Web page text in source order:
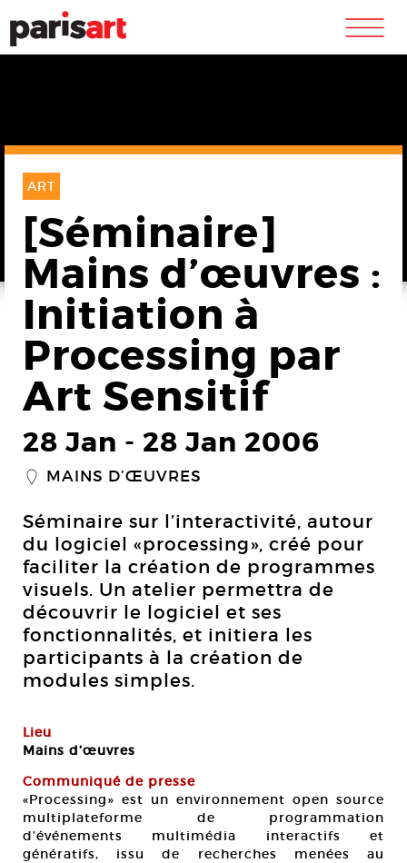
m
ART
[Séminaire]
Mains d’œuvres :
Initiation à
Processing par
Art Sensitif
28 Jan - 28 Jan 2006
_ MAINS D’ŒUVRES
Séminaire sur l’interactivité, autour
du logiciel «processing», créé pour
faciliter la création de programmes
visuels. Un atelier permettra de
découvrir le logiciel et ses
fonctionnalités, et initiera les
participants à la création de
modules simples.
Lieu
Mains d’œuvres
Communiqué de presse
«Processing» est un environnement open source
multiplateforme de programmation
d’événements multimédia interactifs et
génératifs, issu de recherches menées au